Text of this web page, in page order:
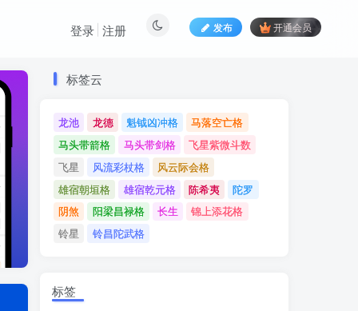
发布 开通会员
登录 注册
标签云
龙池 龙德 魁钺凶冲格
马落空亡格
马头带箭格
马头带剑格
飞星紫微斗数
飞星
风流彩杖格
风云际会格
雄宿朝垣格
雄宿乾元格 陈希夷
陀罗
阴煞
阳梁昌禄格 长生
锦上添花格
铃星
铃昌陀武格
标签云
龙池 龙德 魁钺凶冲格
马落空亡格
马头带箭格
马头带剑格
飞星紫微斗数
飞星
风流彩杖格
风云际会格
雄宿朝垣格
雄宿乾元格 陈希夷
陀罗
阴煞
阳梁昌禄格 长生
锦上添花格
铃星
铃昌陀武格
标签